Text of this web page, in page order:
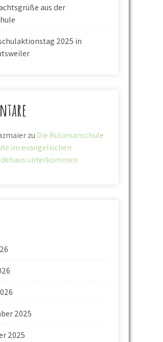
aus der
2025 in
zu Die Rulamanschule
im evangelischen
unterkommen
2025
2025